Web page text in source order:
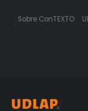
Sobre ConTEXTO